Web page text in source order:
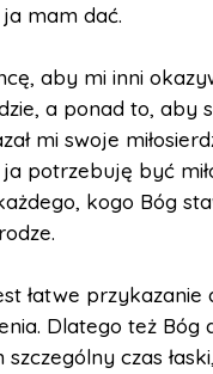
mam dać.
aby mi inni
a ponad to, aby
mi swoje
potrzebuję być
kogo Bóg
łatwe przykazanie
Dlatego też Bóg
czas łaski,